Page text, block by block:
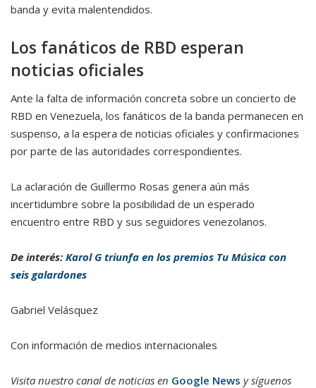
banda y evita malentendidos.
Los fanáticos de RBD esperan
noticias oficiales
Ante la falta de información concreta sobre un concierto de
RBD en Venezuela, los fanáticos de la banda permanecen en
suspenso, a la espera de noticias oficiales y confirmaciones
por parte de las autoridades correspondientes.
La aclaración de Guillermo Rosas genera aún más
incertidumbre sobre la posibilidad de un esperado
encuentro entre RBD y sus seguidores venezolanos.
De interés: Karol G triunfa en los premios Tu Música con
seis galardones
Gabriel Velásquez
Con información de medios internacionales
Visita nuestro canal de noticias en Google News y síguenos